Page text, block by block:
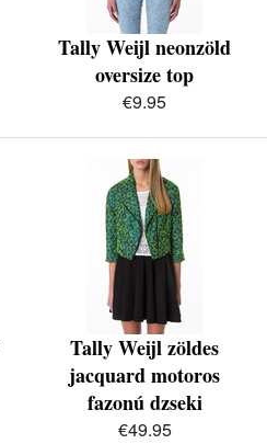
Tally Weijl neonzöld
oversize top
€9.95
Tally Weijl zöldes
jacquard motoros
fazonú dzseki
€49.95